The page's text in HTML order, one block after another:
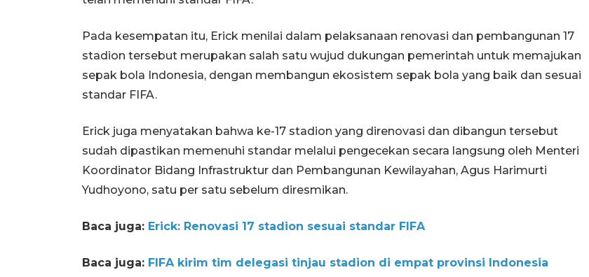
Pada kesempatan itu, Erick menilai dalam pelaksanaan renovasi dan pembangunan 17
stadion tersebut merupakan salah satu wujud dukungan pemerintah untuk memajukan
sepak bola Indonesia, dengan membangun ekosistem sepak bola yang baik dan sesuai
standar FIFA.
Erick juga menyatakan bahwa ke-17 stadion yang direnovasi dan dibangun tersebut
sudah dipastikan memenuhi standar melalui pengecekan secara langsung oleh Menteri
Koordinator Bidang Infrastruktur dan Pembangunan Kewilayahan, Agus Harimurti
Yudhoyono, satu per satu sebelum diresmikan.
Baca juga: Erick: Renovasi 17 stadion sesuai standar FIFA
Baca juga: FIFA kirim tim delegasi tinjau stadion di empat provinsi Indonesia